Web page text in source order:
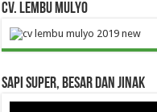
CV. Lembu Mulyo
Sapi Super, Besar dan Jinak